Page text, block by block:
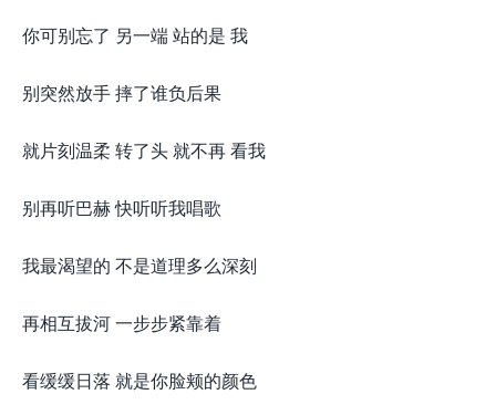
你可别忘了 另一端 站的是 我
别突然放手 摔了谁负后果
就片刻温柔 转了头 就不再 看我
别再听巴赫 快听听我唱歌
我最渴望的 不是道理多么深刻
再相互拔河 一步步紧靠着
看缓缓日落 就是你脸颊的颜色